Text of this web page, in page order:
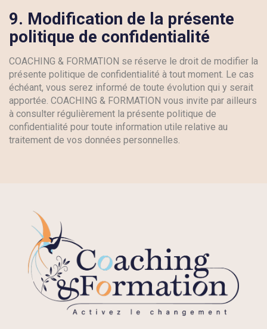
9. Modification de la présente
politique de confidentialité
COACHING & FORMATION se réserve le droit de modifier la
présente politique de confidentialité à tout moment. Le cas
échéant, vous serez informé de toute évolution qui y serait
apportée. COACHING & FORMATION vous invite par ailleurs
à consulter régulièrement la présente politique de
confidentialité pour toute information utile relative au
traitement de vos données personnelles.